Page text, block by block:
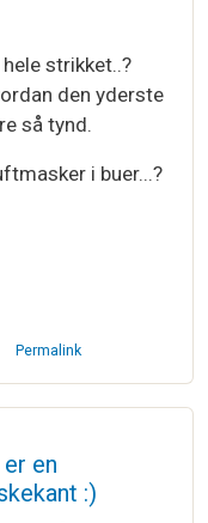
strikket..?
den yderste
så tynd.
i buer...?
Permalink
en
:)